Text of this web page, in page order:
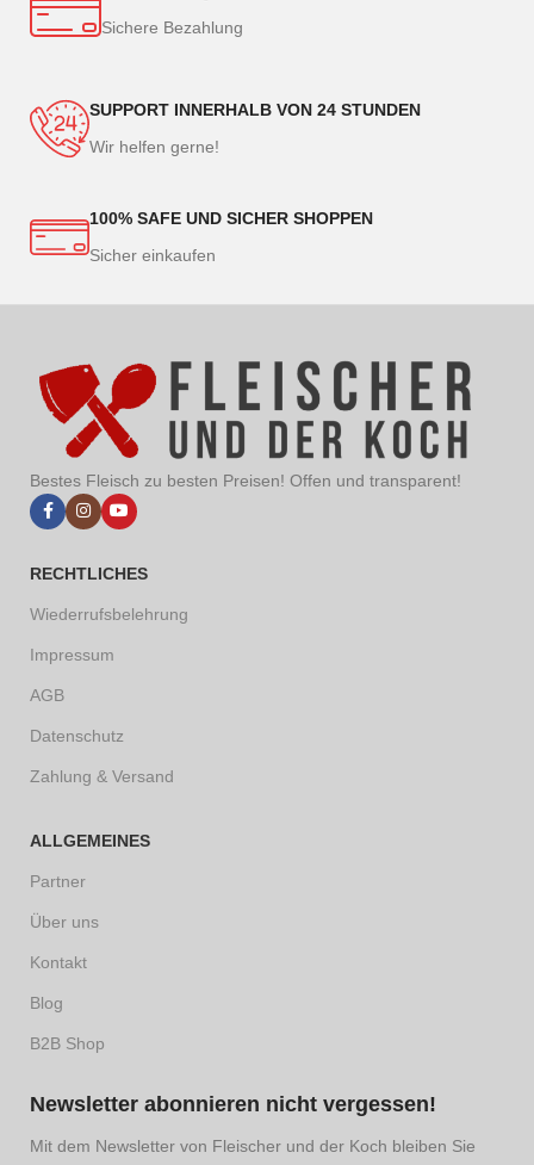
Sichere Bezahlung
SUPPORT INNERHALB VON 24 STUNDEN
Wir helfen gerne!
100% SAFE UND SICHER SHOPPEN
Sicher einkaufen
Bestes Fleisch zu besten Preisen! Offen und transparent!
RECHTLICHES
Wiederrufsbelehrung
Impressum
AGB
Datenschutz
Zahlung & Versand
ALLGEMEINES
Partner
Über uns
Kontakt
Blog
B2B Shop
Newsletter abonnieren nicht vergessen!
Mit dem Newsletter von Fleischer und der Koch bleiben Sie